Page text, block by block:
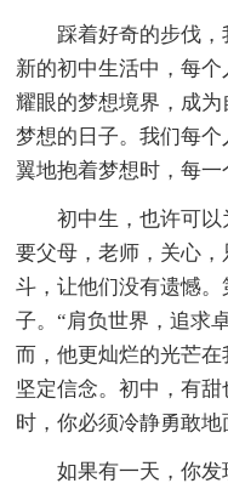
踩着好奇的步伐，
新的初中生活中，每
耀眼的梦想境界，成
梦想的日子。我们每
翼地抱着梦想时，每一
初中生，也许可以
要父母，老师，关心
斗，让他们没有遗憾
子。“肩负世界，追求
而，他更灿烂的光芒
坚定信念。初中，有
时，你必须冷静勇敢地
如果有一天，你发